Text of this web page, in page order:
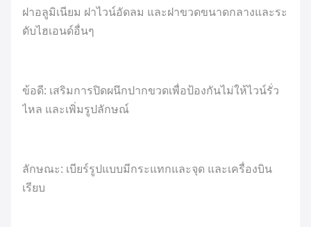
ฝาอลูมิเนียม ฝาไวน์อัดลม และฝาขวดขนาดกลางและระ
ดับไฮเอนด์อื่นๆ
ข้อดี: เสริมการปิดผนึกปากขวดเพื่อป้องกันไม่ให้ไวน์รั่ว
ไหล และเพิ่มรูปลักษณ์
ลักษณะ: เบียร์รูปแบบมีกระแทกและจุด และเครื่องบิน
เรียบ